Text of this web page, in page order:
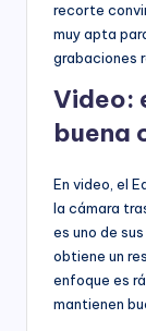
recorte
muy apta
grabaciones
Video:
buena
En video, el
la cámara
es uno de
obtiene un
enfoque es
mantienen